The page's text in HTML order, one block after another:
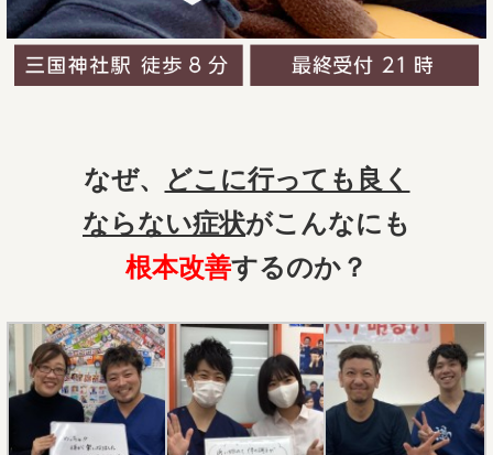
なぜ、
どこに行っても良く
ならない症状がこんなにも
根本改善するのか？